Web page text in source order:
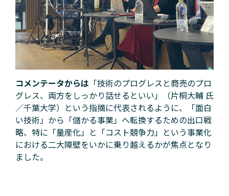
コメンテータからは 「技術のプログレスと商売のプロ
グレス、両方をしっかり話せるといい」（片桐大輔 氏
／千葉大学）という指摘に代表されるように、「面白
い技術」から「儲かる事業」へ転換するための出口戦
略、特に「量産化」と「コスト競争力」という事業化
における二大障壁をいかに乗り越えるかが焦点となり
ました。